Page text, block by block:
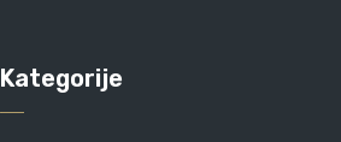
Kategorije